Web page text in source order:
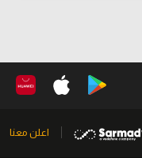
اعلن معنا